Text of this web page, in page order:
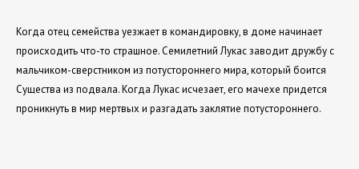
Когда отец семейства уезжает в командировку, в доме начинает
происходить что-то страшное. Семилетний Лукас заводит дружбу с
мальчиком-сверстником из потустороннего мира, который боится
Существа из подвала. Когда Лукас исчезает, его мачехе придется
проникнуть в мир мертвых и разгадать заклятие потустороннего.